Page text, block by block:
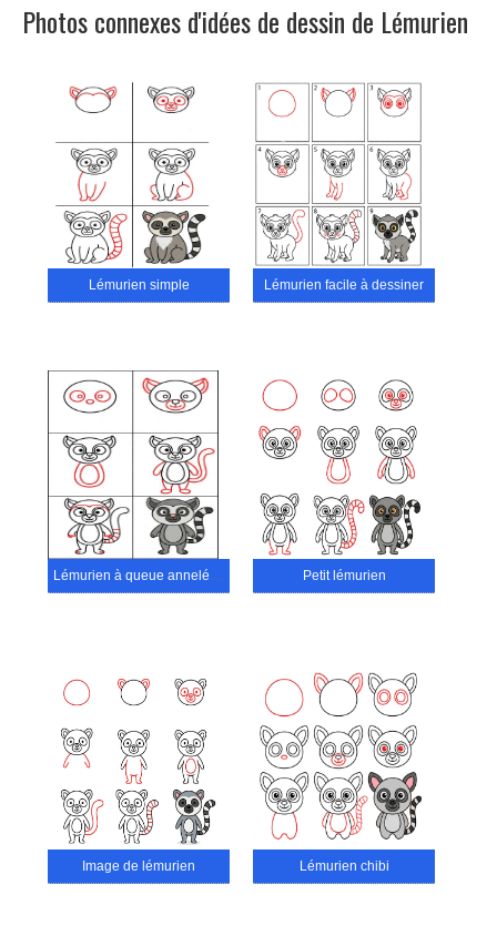
Photos connexes d'idées de dessin de Lémurien
Lémurien simple Lémurien facile à dessiner
Lémurien à queue annelée mignon Petit lémurien
Image de lémurien Lémurien chibi